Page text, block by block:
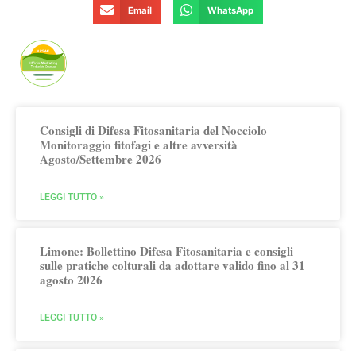
Email WhatsApp
Consigli di Difesa Fitosanitaria del Nocciolo
Monitoraggio fitofagi e altre avversità
Agosto/Settembre 2026
LEGGI TUTTO »
Limone: Bollettino Difesa Fitosanitaria e consigli
sulle pratiche colturali da adottare valido fino al 31
agosto 2026
LEGGI TUTTO »